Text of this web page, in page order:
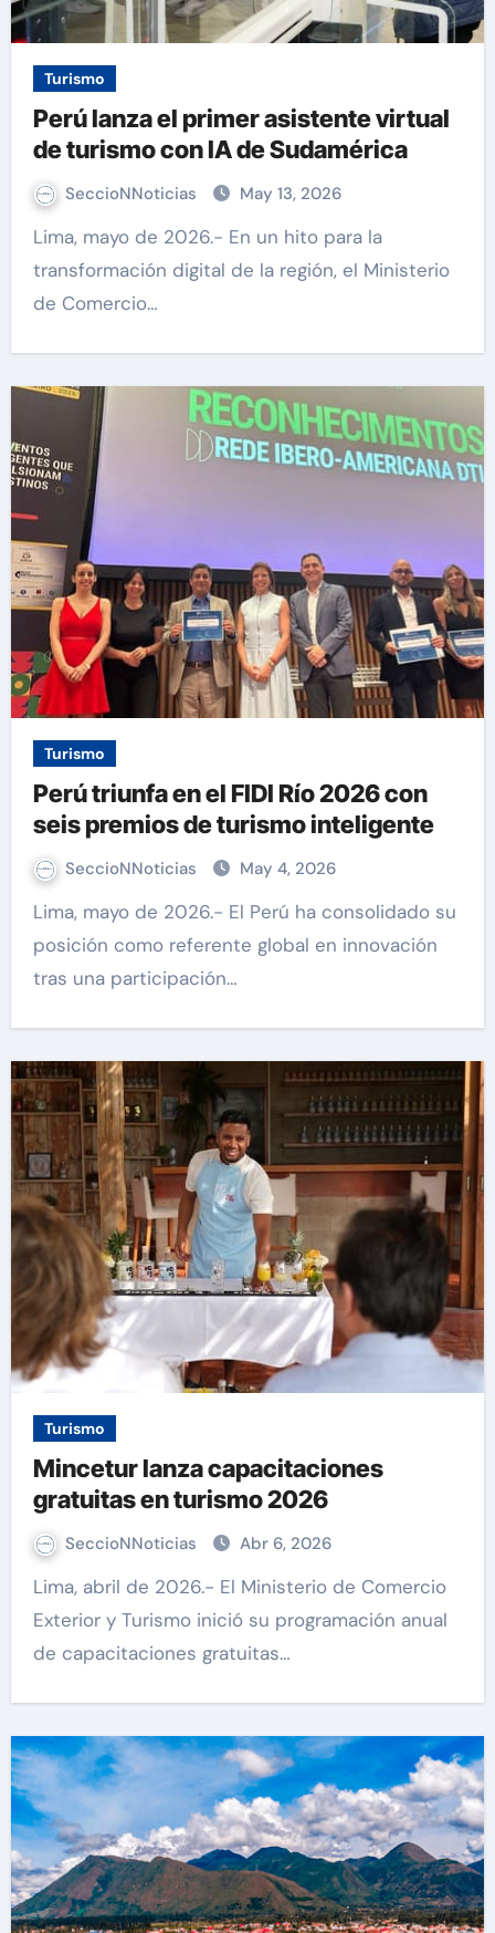
Turismo
Perú lanza el primer asistente virtual
de turismo con IA de Sudamérica
SeccioNNoticias May 13, 2026
Lima, mayo de 2026.- En un hito para la
transformación digital de la región, el Ministerio
de Comercio…
Turismo
Perú triunfa en el FIDI Río 2026 con
seis premios de turismo inteligente
SeccioNNoticias May 4, 2026
Lima, mayo de 2026.- El Perú ha consolidado su
posición como referente global en innovación
tras una participación…
Turismo
Mincetur lanza capacitaciones
gratuitas en turismo 2026
SeccioNNoticias Abr 6, 2026
Lima, abril de 2026.- El Ministerio de Comercio
Exterior y Turismo inició su programación anual
de capacitaciones gratuitas…